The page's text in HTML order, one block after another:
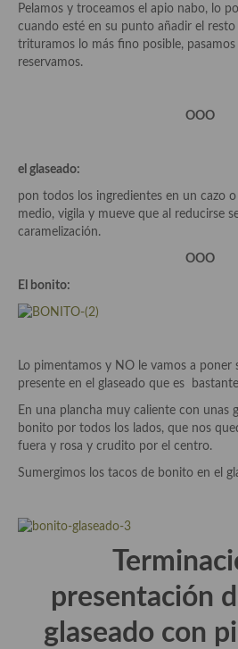
Cocina Azerí (Azerbaiyán)
Cocina de Egipto
Cocina Japonesa
Cocina Vietnamita
Cocina China
Cocina del Pacifico
Cocina filipina
Cocina de Hawái
Cocina Africana
Cocina del Congo
Pelamos y troceamos el apio nabo, lo
cuando esté en su punto añadir el resto
trituramos lo más fino posible,
reservamos.
OOO
el glaseado:
pon todos los ingredientes en un cazo
medio, vigila y mueve que al reducirse
caramelización.
OOO
El bonito:
Lo pimentamos y NO le vamos a poner
presente en el glaseado que es
En una plancha muy caliente con unas
bonito por todos los lados, que nos
fuera y rosa y crudito por el centro.
Sumergimos los tacos de bonito en el
presentación
glaseado con